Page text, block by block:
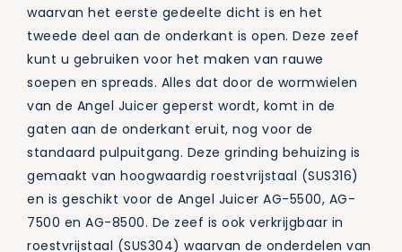
waarvan het eerste gedeelte dicht is en het
tweede deel aan de onderkant is open. Deze zeef
kunt u gebruiken voor het maken van rauwe
soepen en spreads. Alles dat door de wormwielen
van de Angel Juicer geperst wordt, komt in de
gaten aan de onderkant eruit, nog voor de
standaard pulpuitgang. Deze grinding behuizing is
gemaakt van hoogwaardig roestvrijstaal (SUS316)
en is geschikt voor de Angel Juicer AG-5500, AG-
7500 en AG-8500. De zeef is ook verkrijgbaar in
roestvrijstaal (SUS304) waarvan de onderdelen van